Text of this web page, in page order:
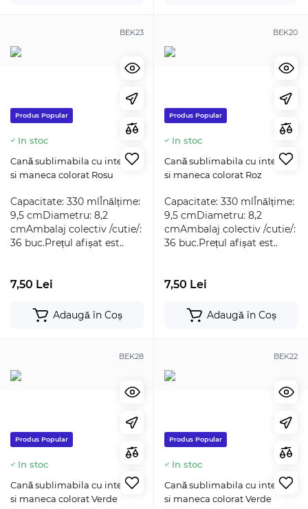
BEK23
Produs Popular
In stoc
Cană sublimabila cu interior
si maneca colorat Rosu
Capacitate: 330 mlÎnălțime:
9,5 cmDiametru: 8,2
cmAmbalaj colectiv /cutie/:
36 buc.Prețul afișat est..
7,50 Lei
Adaugă în Coș
BEK20
Produs Popular
In stoc
Cană sublimabila cu interior
si maneca colorat Roz
Capacitate: 330 mlÎnălțime:
9,5 cmDiametru: 8,2
cmAmbalaj colectiv /cutie/:
36 buc.Prețul afișat est..
7,50 Lei
Adaugă în Coș
BEK28
Produs Popular
In stoc
Cană sublimabila cu interior
si maneca colorat Verde
BEK22
Produs Popular
In stoc
Cană sublimabila cu interior
si maneca colorat Verde